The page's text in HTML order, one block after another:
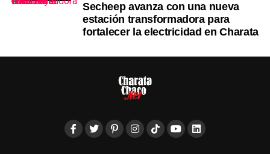
Secheep avanza con una nueva
estación transformadora para
fortalecer la electricidad en Charata